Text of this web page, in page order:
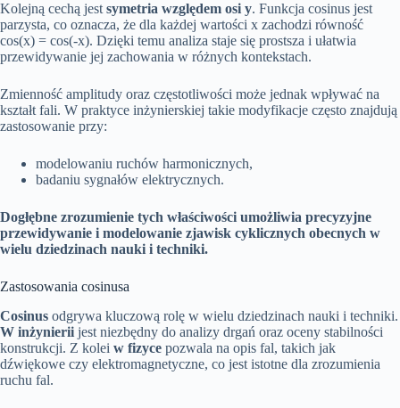
Kolejną cechą jest symetria względem osi y. Funkcja cosinus jest
parzysta, co oznacza, że dla każdej wartości x zachodzi równość
cos(x) = cos(-x). Dzięki temu analiza staje się prostsza i ułatwia
przewidywanie jej zachowania w różnych kontekstach.
Zmienność amplitudy oraz częstotliwości może jednak wpływać na
kształt fali. W praktyce inżynierskiej takie modyfikacje często znajdują
zastosowanie przy:
modelowaniu ruchów harmonicznych,
badaniu sygnałów elektrycznych.
Dogłębne zrozumienie tych właściwości umożliwia precyzyjne
przewidywanie i modelowanie zjawisk cyklicznych obecnych w
wielu dziedzinach nauki i techniki.
Zastosowania cosinusa
Cosinus odgrywa kluczową rolę w wielu dziedzinach nauki i techniki.
W inżynierii jest niezbędny do analizy drgań oraz oceny stabilności
konstrukcji. Z kolei w fizyce pozwala na opis fal, takich jak
dźwiękowe czy elektromagnetyczne, co jest istotne dla zrozumienia
ruchu fal.